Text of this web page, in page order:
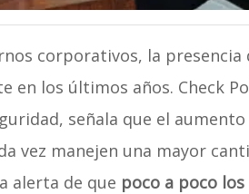
corporativos, la
en los últimos años. Check
señala que el
vez manejen una mayor
alerta de que poco a poco